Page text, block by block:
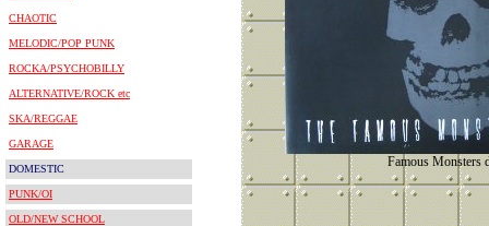
CHAOTIC
MELODIC/POP PUNK
ROCKA/PSYCHOBILLY
ALTERNATIVE/ROCK etc
SKA/REGGAE
GARAGE
DOMESTIC
PUNK/OI
OLD/NEW SCHOOL
Famous Monsters